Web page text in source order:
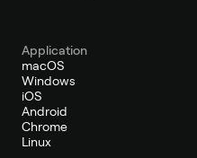
Application
macOS
Windows
iOS
Android
Chrome
Linux